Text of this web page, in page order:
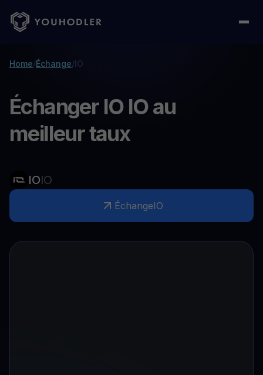
Home/Échange/IO
Échanger IO IO au
meilleur taux
IOIO
ÉchangeIO